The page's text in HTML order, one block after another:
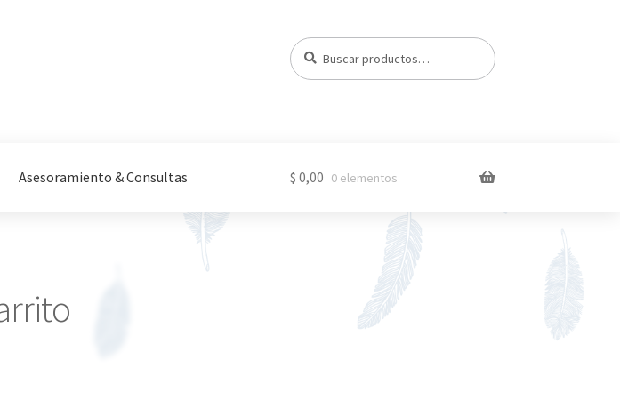
Buscar
por:
Buscar
Asesoramiento & Consultas $ 0,00 0 elementos